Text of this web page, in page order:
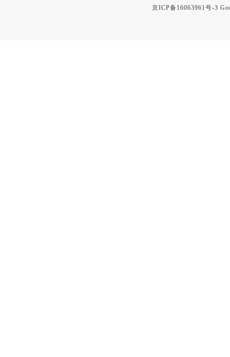
京ICP备16063961号-3